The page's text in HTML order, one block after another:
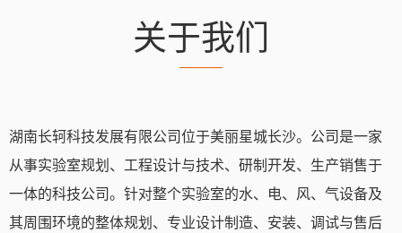
关于我们
湖南长轲科技发展有限公司位于美丽星城长沙。公司是一家
从事实验室规划、工程设计与技术、研制开发、生产销售于
一体的科技公司。针对整个实验室的水、电、风、气设备及
其周围环境的整体规划、专业设计制造、安装、调试与售后